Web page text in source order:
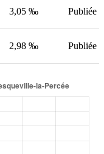
3,05 ‰ Publiée
2,98 ‰ Publiée